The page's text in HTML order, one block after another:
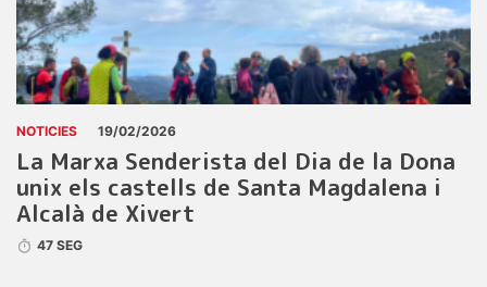
NOTICIES 19/02/2026
La Marxa Senderista del Dia de la Dona
unix els castells de Santa Magdalena i
Alcalà de Xivert
47 SEG